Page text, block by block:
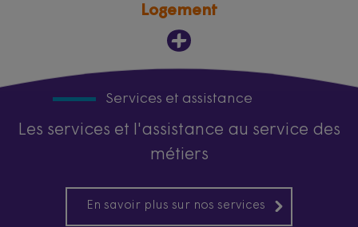
Logement
Services et assistance
Les services et l'assistance au service des
métiers
En savoir plus sur nos services